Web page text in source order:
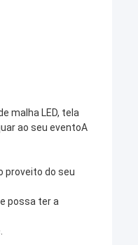
malha LED, tela
ao seu eventoA
proveito do seu
possa ter a